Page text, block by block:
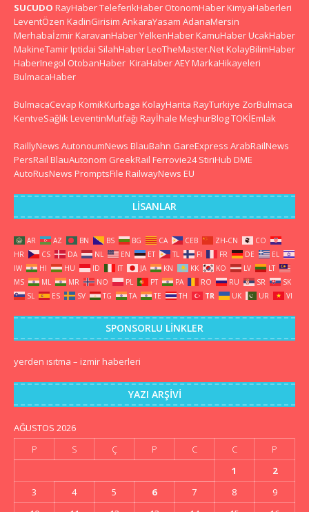
SUCUDO RayHaberTeleferikHaber OtonomHaber KimyaHaberleri
LeventÖzen KadinGirisim AnkaraYasam AdanaMersin
Merhabaİzmir KaravanHaberYelkenHaber KamuHaber UcakHaber
MakineTamir Iptidai SilahHaber LeoTheMaster.Net KolayBilimHaber
HaberInegol OtobanHaber KiraHaberAEY MarkaHikayeleri
BulmacaHaber
BulmacaCevap KomikKurbaga KolayHarita RayTurkiye ZorBulmaca
KentveSağlık LeventinMutfağı Rayİhale MeşhurBlogTOKİEmlak
RaillyNews AutonoumNews BlauBahn GareExpress ArabRailNews
PersRail BlauAutonom GreekRail Ferrovie24 StiriHub DME
AutoRusNews PromptsFile RailwayNews EU
LISANLAR
AR AZ BN BS BG CA CEB ZH-CN
CO
HR
CS DA NL EN ET TL FI FR DE
EL
IW
HI HU ID IT JA KN KK KO LV
LT
MS
ML MR NO PL PT PA RO RU SR
SK
SL
ES SV TG TA TE TH TR UK UR VI
SPONSORLU LINKLER
yerden ısıtma – izmir haberleri
YAZI ARŞIVI
AĞUSTOS 2026
P
S Ç P C C
P
1
2
3
4 5 6 7 8
9